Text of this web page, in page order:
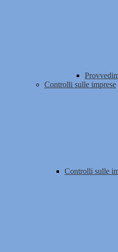
Controlli sulle imprese
Controlli sulle